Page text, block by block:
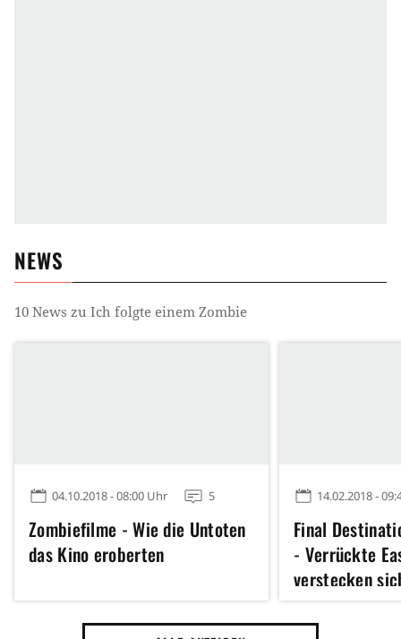
NEWS
10 News zu Ich folgte einem Zombie
04.10.2018 - 08:00 Uhr 5
Zombiefilme - Wie die Untoten
das Kino eroberten
14.02.2018 -
Final
- Verrückte
verstecken